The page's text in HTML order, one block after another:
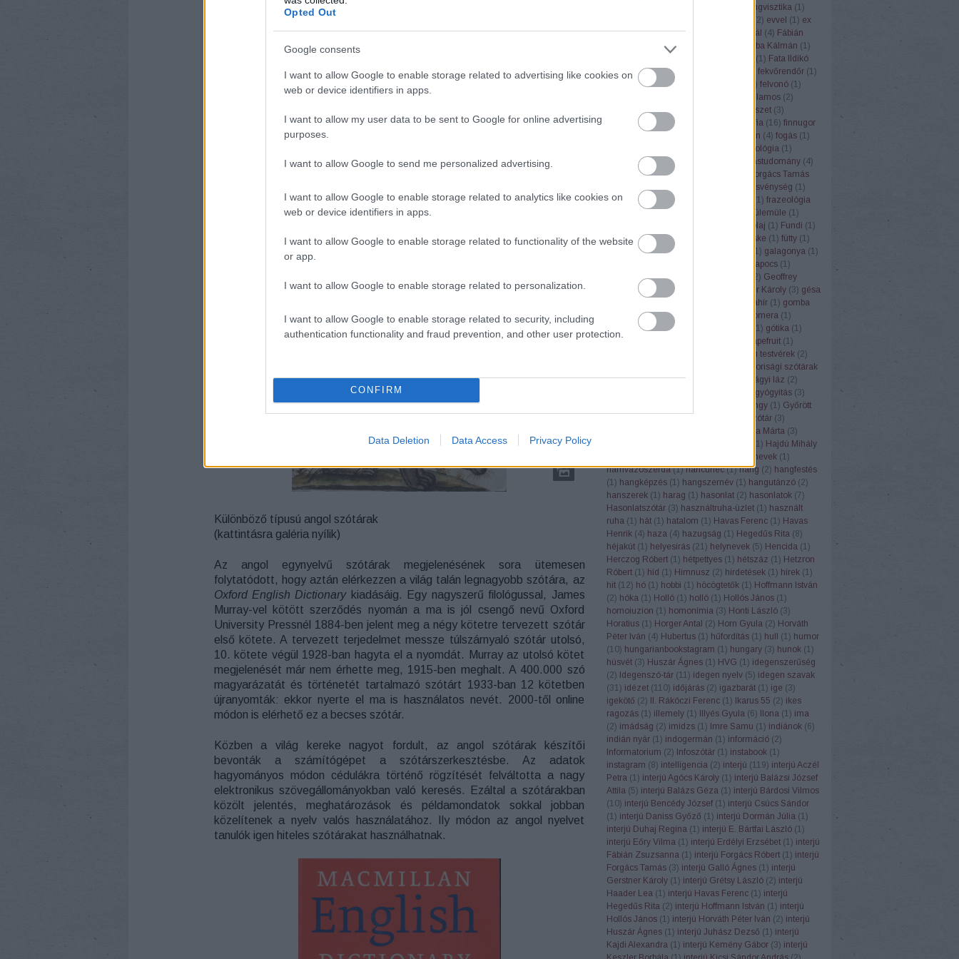
Opted Out
Google consents
I want to allow Google to enable storage related to advertising like cookies on
web or device identifiers in apps.
I want to allow my user data to be sent to Google for online advertising
purposes.
I want to allow Google to send me personalized advertising.
I want to allow Google to enable storage related to analytics like cookies on
web or device identifiers in apps.
I want to allow Google to enable storage related to functionality of the website
or app.
I want to allow Google to enable storage related to personalization.
I want to allow Google to enable storage related to security, including
authentication functionality and fraud prevention, and other user protection.
CONFIRM
Data Deletion Data Access Privacy Policy
szótára, amely közel ötvenezer szót magyarázott és szemléltetett
Miltontól, Shakespeare-től stb. származó irodalmi idézetekkel. Johnson
folyton-folyvást változik, lehetetlen a szótárban „fixálni” minden szót. A
kihagyta szótárából az ilyen típusú szavakat: „A rövid életű
zsargonszavak, amelyek állandóan születnek és meghalnak, nem részei a
Különböző típusú angol szótárak
(kattintásra galéria nyílik)
Az angol egynyelvű szótárak megjelenésének sora ütemesen
folytatódott, hogy aztán elérkezzen a világ talán legnagyobb szótára, az
Oxford English Dictionarykiadásáig. Egy nagyszerű filológussal, James
Murray-vel kötött szerződés nyomán a ma is jól csengő nevű Oxford
University Pressnél 1884-ben jelent meg a négy kötetre tervezett szótár
első kötete. A tervezett terjedelmet messze túlszárnyaló szótár utolsó,
10. kötete végül 1928-ban hagyta el a nyomdát. Murray az utolsó kötet
megjelenését már nem érhette meg, 1915-ben meghalt. A 400.000 szó
magyarázatát és történetét tartalmazó szótárt 1933-ban 12 kötetben
újranyomták: ekkor nyerte el ma is használatos nevét. 2000-től online
módon is elérhető ez a becses szótár.
Közben a világ kereke nagyot fordult, az angol szótárak készítői
bevonták a számítógépet a szótárszerkesztésbe. Az adatok
hagyományos módon cédulákra történő rögzítését felváltotta a nagy
elektronikus szövegállományokban való keresés. Ezáltal a szótárakban
közölt jelentés, meghatározások és példamondatok sokkal jobban
közelítenek a nyelv valós használatához. Ily módon az angol nyelvet
tanulók igen hiteles szótárakat használhatnak.
eurolingvisztika (1)
(2) evvel (1) ex
libris (1) Ezópus (2) ezzel Fábián Pál (4) Fábián
fagyi Faluba Kálmán (1)
(1) Fata Ildikó
(2 ) fazék (1) fehér gólya fekvőrendőr (1)
(2) felelősség ) felvonó (1)
fényvillamos (2)
Ferenc pápa (1) festészet (3)
fideszburger
fíling filozófia (16) finnugor
főbűn (4) fogás (1)
fonológia (1)
fonoszemantika
(1 fordítástudomány (4)
Fordítókalauz (1)
Forgács Tamás
fösvénység (1)
frájer
) franc (1) frazeológia
fülemüle (1)
fülolaj (1) Fundi (1)
funkcionalizmus ( füsti fecske (1) fütty (1)
füttybeszéd (1) füttynelv 1) galagonya (1)
gemkapocs (1)
genderelmélet (1 2) Geoffrey
Chaucer
germanizmus Gerstner Károly (3) gésa
gólyahír (1) gomba
gombanevek ( Gomera (1)
Google
(1) górugrány 1) gótika (1)
grapefruit (1)
Grimm testvérek (2)
gyakorisági szótárak
(1) gyász (6) gyereknyelv gyermekágyi láz (2)
gyógyítás (3)
gyöngy (1) Győrött
gyümölcsnévszótár (3)
H. Varga Márta (3)
1) Hajdú Mihály
halnevek (1)
hamvazószerda (1) hancúrléc (1) hang (2) hangfestés
(1) hangképzés (1) hangszernév (1) hangutánzó (2)
hanszerek (1) harag (1) hasonlat (2) hasonlatok (7)
Hasonlatszótár (3) használtruha-üzlet (1) használt
ruha (1) hát (1) hatalom (1) Havas Ferenc (1) Havas
Henrik (4) haza (4) hazugság (1) Hegedűs Rita (8)
héjakút (1) helyesírás (21) helynevek (5) Hencida (1)
Herczog Róbert (1) hétpettyes (1) hétszáz (1) Hetzron
Róbert (1) híd (1) Himnusz (2) hirdetések (1) hírek (1)
hit (12) hó (1) hobbi (1) höcögtetők (1) Hoffmann István
(2) hóka (1) Holló (1) holló (1) Hollós János (1)
homoiuzion (1) homonímia (3) Honti László (3)
Horatius (1) Horger Antal (2) Horn Gyula (2) Horváth
Péter Iván (4) Hubertus (1) hűfordítás (1) hull (1) humor
(10) hungarianbookstagram (1) hungary (3) hunok (1)
húsvét (3) Huszár Ágnes (1) HVG (1) idegenszerűség
(2) Idegenszó-tár (11) idegen nyelv (5) idegen szavak
(31) idézet (110) időjárás (2) igazbarát (1) ige (3)
igekötő (2) II. Rákóczi Ferenc (1) Ikarus 55 (2) ikes
ragozás (1) illemely (1) Illyés Gyula (6) Ilona (1) ima
(2) imádság (2) imidzs (1) Imre Samu (1) indiánok (6)
indián nyár (1) indogermán (1) információ (2)
Informatorium (2) Infoszótár (1) instabook (1)
instagram (8) intelligencia (2) interjú (119) interjú Aczél
Petra (1) interjú Agócs Károly (1) interjú Balázsi József
Attila (5) interjú Balázs Géza (1) interjú Bárdosi Vilmos
(10) interjú Bencédy József (1) interjú Csúcs Sándor
(1) interjú Daniss Győző (1) interjú Dormán Júlia (1)
interjú Duhaj Regina (1) interjú E. Bártfai László (1)
interjú Eőry Vilma (1) interjú Erdélyi Erzsébet (1) interjú
Fábián Zsuzsanna (1) interjú Forgács Róbert (1) interjú
Forgács Tamás (3) interjú Galló Ágnes (1) interjú
Gerstner Károly (1) interjú Grétsy László (2) interjú
Haader Lea (1) interjú Havas Ferenc (1) interjú
Hegedűs Rita (2) interjú Hoffmann István (1) interjú
Hollós János (1) interjú Horváth Péter Iván (2) interjú
Huszár Ágnes (1) interjú Juhász Dezső (1) interjú
Kajdi Alexandra (1) interjú Kemény Gábor (3) interjú